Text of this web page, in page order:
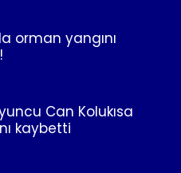
orman yangını
Can Kolukısa
kaybetti